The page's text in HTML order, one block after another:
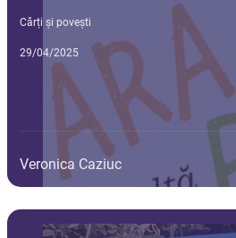
Cărți și povești
29/04/2025
Veronica Caziuc